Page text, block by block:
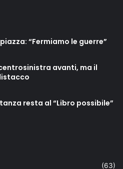
“Fermiamo le guerre”
avanti, ma il
resta al “Libro possibile”
(63)